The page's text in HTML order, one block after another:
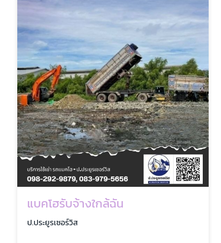
แบคโฮรับจ้างใกล้ฉัน
ป.ประยูรเซอร์วิส